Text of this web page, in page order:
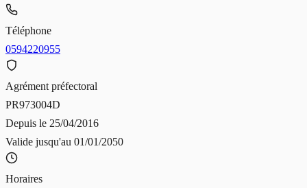
Téléphone
0594220955
Agrément préfectoral
PR973004D
Depuis le 25/04/2016
Valide jusqu'au 01/01/2050
Horaires